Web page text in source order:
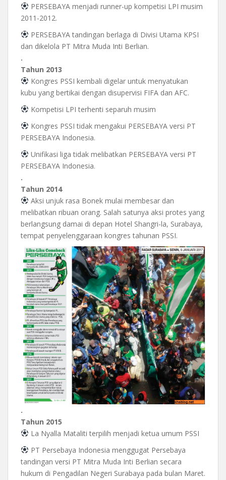
PERSEBAYA menjadi runner-up kompetisi LPI musim
2011-2012.
PERSEBAYA tandingan berlaga di Divisi Utama KPSI
dan dikelola PT Mitra Muda Inti Berlian.
.
Tahun 2013
Kongres PSSI kembali digelar untuk menyatukan
kubu yang bertikai dengan disupervisi FIFA dan AFC.
Kompetisi LPI terhenti separuh musim
Kongres PSSI tidak mengakui PERSEBAYA versi PT
PERSEBAYA Indonesia.
Unifikasi liga tidak melibatkan PERSEBAYA versi PT
PERSEBAYA Indonesia.
.
Tahun 2014
Aksi unjuk rasa Bonek mulai membesar dan
melibatkan ribuan orang. Salah satunya aksi protes yang
berlangsung damai di depan Hotel Shangri-la, Surabaya,
tempat penyelenggaraan kongres tahunan PSSI.
.
Tahun 2015
La Nyalla Mataliti terpilih menjadi ketua umum PSSI
PT Persebaya Indonesia menggugat Persebaya
tandingan versi PT Mitra Muda Inti Berlian secara
hukum di Pengadilan Negeri Surabaya pada bulan Maret.